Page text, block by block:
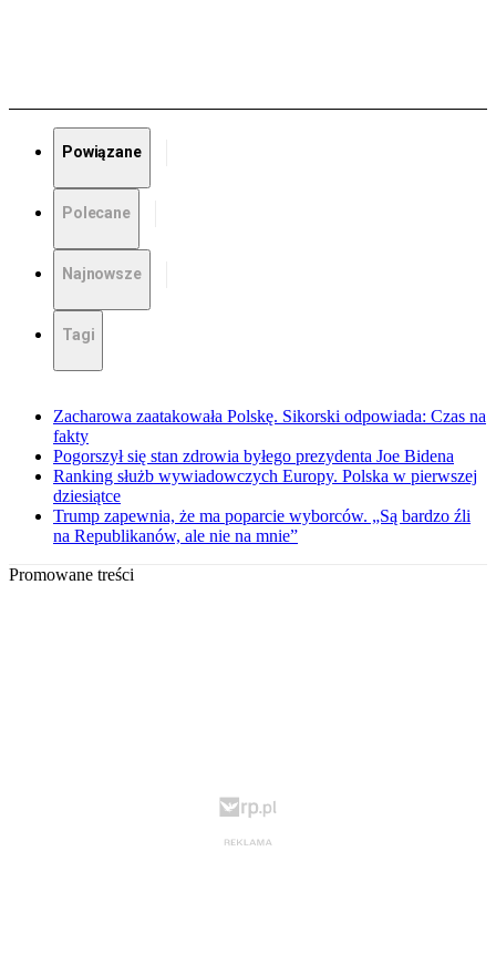
Powiązane
Polecane
Najnowsze
Tagi
Zacharowa zaatakowała Polskę. Sikorski odpowiada: Czas na
fakty
Pogorszył się stan zdrowia byłego prezydenta Joe Bidena
Ranking służb wywiadowczych Europy. Polska w pierwszej
dziesiątce
Trump zapewnia, że ma poparcie wyborców. „Są bardzo źli
na Republikanów, ale nie na mnie”
Promowane treści